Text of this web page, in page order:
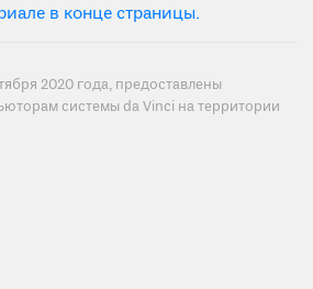
в конце страницы.
2020 года, предоставлены
системы da Vinci на территории